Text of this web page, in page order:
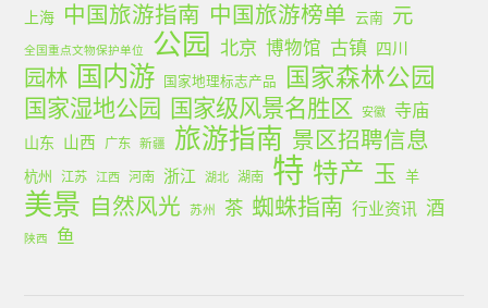
上海 中国旅游指南 中国旅游榜单 云南 元
全国重点文物保护单位 公园 北京 博物馆 古镇 四川
园林 国内游 国家地理标志产品 国家森林公园
国家湿地公园 国家级风景名胜区 安徽 寺庙
山东 山西 广东 新疆 旅游指南 景区招聘信息
杭州 江苏 江西 河南 浙江 湖北 湖南 特 特产 玉 羊
美景 自然风光 苏州 茶 蜘蛛指南 行业资讯 酒
陕西 鱼